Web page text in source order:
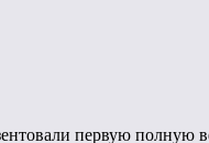
первую полную